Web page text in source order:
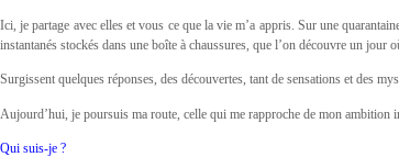
Ici, je partage avec elles et vous ce que la vie m’a appris. Sur une
instantanés stockés dans une boîte à chaussures, que l’on découvre un jour
Surgissent quelques réponses, des découvertes, tant de sensations et des
Aujourd’hui, je poursuis ma route, celle qui me rapproche de mon ambition
Qui suis-je ?